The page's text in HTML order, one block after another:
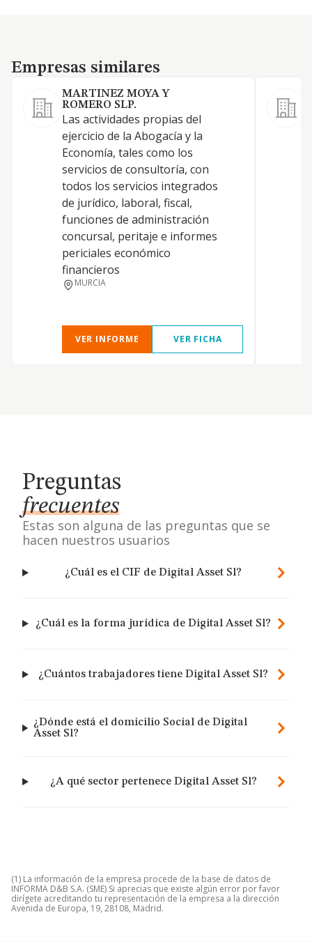
Empresas similares
Empresas similares
MARTINEZ MOYA Y
ROMERO SLP.
Las actividades propias del
ejercicio de la Abogacía y la
Economía, tales como los
servicios de consultoría, con
todos los servicios integrados
de jurídico, laboral, fiscal,
funciones de administración
concursal, peritaje e informes
periciales económico
financieros
MURCIA
VER INFORME VER FICHA
Preguntas
frecuentes
Estas son alguna de las preguntas que se
hacen nuestros usuarios
¿Cuál es el CIF de Digital Asset Sl?
¿Cuál es la forma jurídica de Digital Asset Sl?
¿Cuántos trabajadores tiene Digital Asset Sl?
¿Dónde está el domicilio Social de Digital
Asset Sl?
¿A qué sector pertenece Digital Asset Sl?
(1) La información de la empresa procede de la base de datos de
INFORMA D&B S.A. (SME) Si aprecias que existe algún error por favor
dirígete acreditando tu representación de la empresa a la dirección
Avenida de Europa, 19, 28108, Madrid.